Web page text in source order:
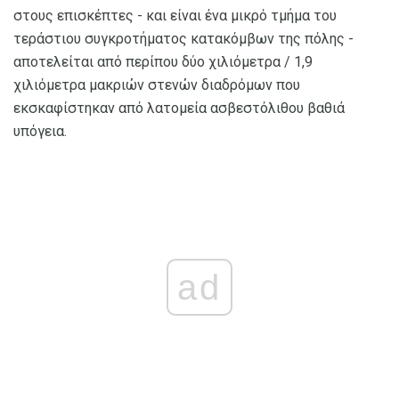
στους επισκέπτες - και είναι ένα μικρό τμήμα του
τεράστιου συγκροτήματος κατακόμβων της πόλης -
αποτελείται από περίπου δύο χιλιόμετρα / 1,9
χιλιόμετρα μακριών στενών διαδρόμων που
εκσκαφίστηκαν από λατομεία ασβεστόλιθου βαθιά
υπόγεια.
ad